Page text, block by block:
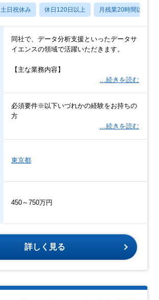
土日祝休み 休日120日以上 月残業20時間以内
同社で、データ分析支援といったデータサ
イエンスの領域で活躍いただきます。
【主な業務内容】
…続きを読む
必須要件※以下いづれかの経験をお持ちの
方
…続きを読む
東京都
450～750万円
詳しく見る